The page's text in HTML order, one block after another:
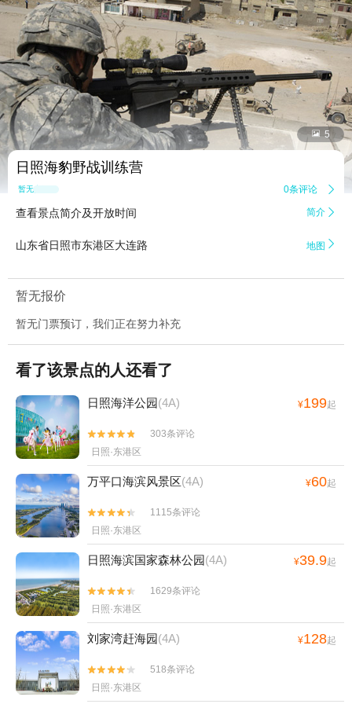
 5
日照海豹野战训练营
暂无点评 0条评论 
查看景点简介及开放时间 简介 
山东省日照市东港区大连路 地图 
暂无报价
暂无门票预订，我们正在努力补充
看了该景点的人还看了
日照海洋公园(4A) ¥199起


303条评论
日照·东港区
万平口海滨风景区(4A) ¥60起


1115条评论
日照·东港区
日照海滨国家森林公园(4A) ¥39.9起


1629条评论
日照·东港区
刘家湾赶海园(4A) ¥128起


518条评论
日照·东港区
